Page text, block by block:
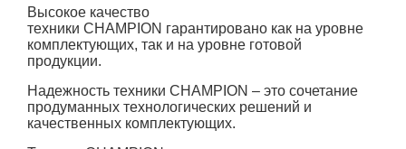
Высокое качество
техники CHAMPION гарантировано как на уровне
комплектующих, так и на уровне готовой
продукции.
Надежность техники CHAMPION – это сочетание
продуманных технологических решений и
качественных комплектующих.